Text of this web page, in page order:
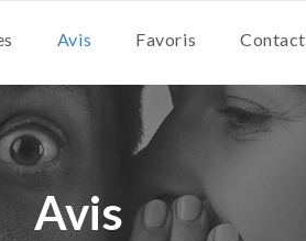
Avis Favoris Contact
Avis